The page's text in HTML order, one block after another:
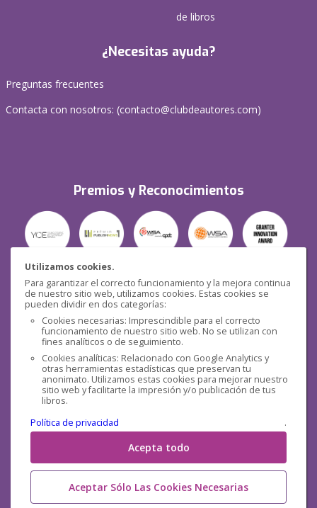
Utilizamos cookies.
Para garantizar el correcto funcionamiento y la mejora continua
de nuestro sitio web, utilizamos cookies. Estas cookies se
pueden dividir en dos categorías:
Cookies necesarias: Imprescindible para el correcto
funcionamiento de nuestro sitio web. No se utilizan con
fines analíticos o de seguimiento.
Cookies analíticas: Relacionado con Google Analytics y
otras herramientas estadísticas que preservan tu
anonimato. Utilizamos estas cookies para mejorar nuestro
sitio web y facilitarte la impresión y/o publicación de tus
libros.
Política de privacidad
.
Acepta todo
Aceptar Sólo Las Cookies Necesarias
de libros
¿Necesitas ayuda?
Preguntas frecuentes
Contacta con nosotros: (contacto@clubdeautores.com)
Premios y Reconocimientos
Seguridad
Redes sociales